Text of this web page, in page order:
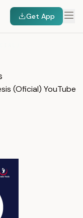
Get App
(Oficial) YouTube